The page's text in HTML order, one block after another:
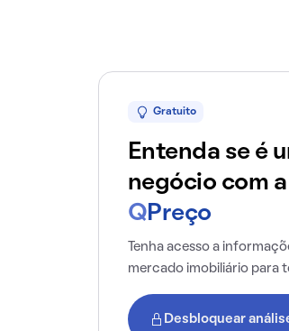
Gratuito
Entenda se é
negócio com
Q Preço
Tenha acesso a
mercado imobiliário para
Desbloquear